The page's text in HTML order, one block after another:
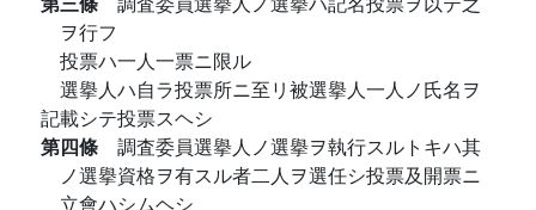
ヲ行フ
投票ハ一人一票ニ限ル
選擧人ハ自ラ投票所ニ至リ被選擧人一人ノ氏名ヲ
記載シテ投票スヘシ
第四條 調査委員選擧人ノ選擧ヲ執行スルトキハ其
ノ選擧資格ヲ有スル者二人ヲ選任シ投票及開票ニ
立會ハシムヘシ